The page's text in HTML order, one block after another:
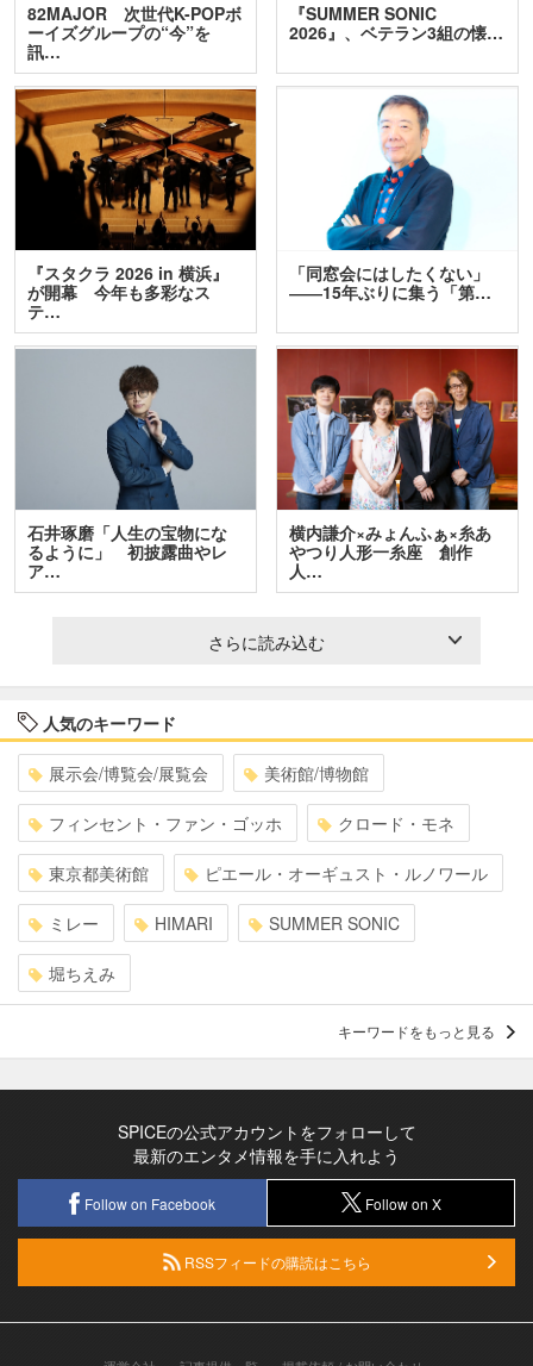
82MAJOR 次世代K-POPボ
ーイズグループの“今”を
訊…
『SUMMER SONIC
2026』、ベテラン3組の懐…
『スタクラ 2026 in 横浜』
が開幕 今年も多彩なス
テ…
「同窓会にはしたくない」
――15年ぶりに集う「第…
石井琢磨「人生の宝物にな
るように」 初披露曲やレ
ア…
横内謙介×みょんふぁ×糸あ
やつり人形一糸座 創作
人…
さらに読み込む
人気のキーワード
展示会/博覧会/展覧会 美術館/博物館
フィンセント・ファン・ゴッホ クロード・モネ
東京都美術館 ピエール・オーギュスト・ルノワール
ミレー HIMARI SUMMER SONIC
堀ちえみ
キーワードをもっと見る
SPICEの公式アカウントをフォローして
最新のエンタメ情報を手に入れよう
Follow on Facebook Follow on X
RSSフィードの購読はこちら